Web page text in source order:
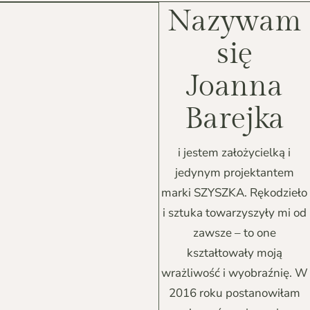
Nazywam
się
Joanna
Barejka
i jestem założycielką i
jedynym projektantem
marki SZYSZKA. Rękodzieło
i sztuka towarzyszyły mi od
zawsze – to one
kształtowały moją
wrażliwość i wyobraźnię. W
2016 roku postanowiłam